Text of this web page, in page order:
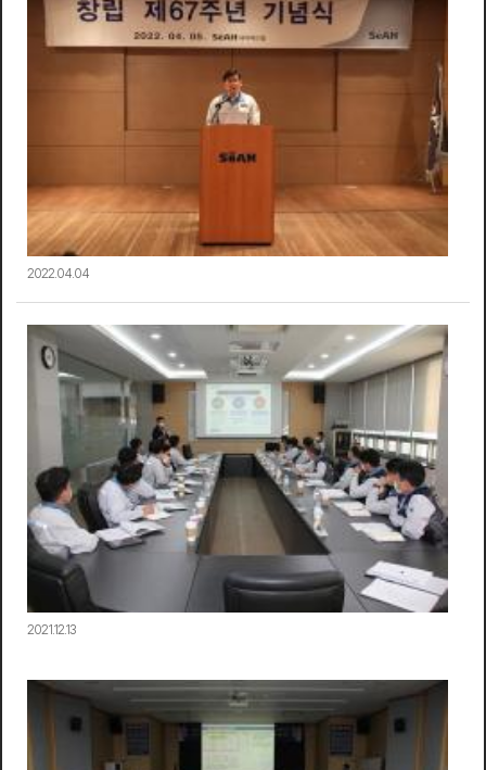
2022.04.04
2021.12.13